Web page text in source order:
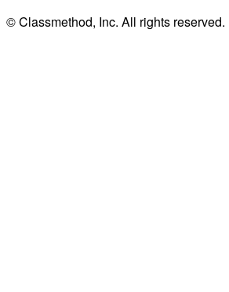
© Classmethod, Inc. All rights reserved.